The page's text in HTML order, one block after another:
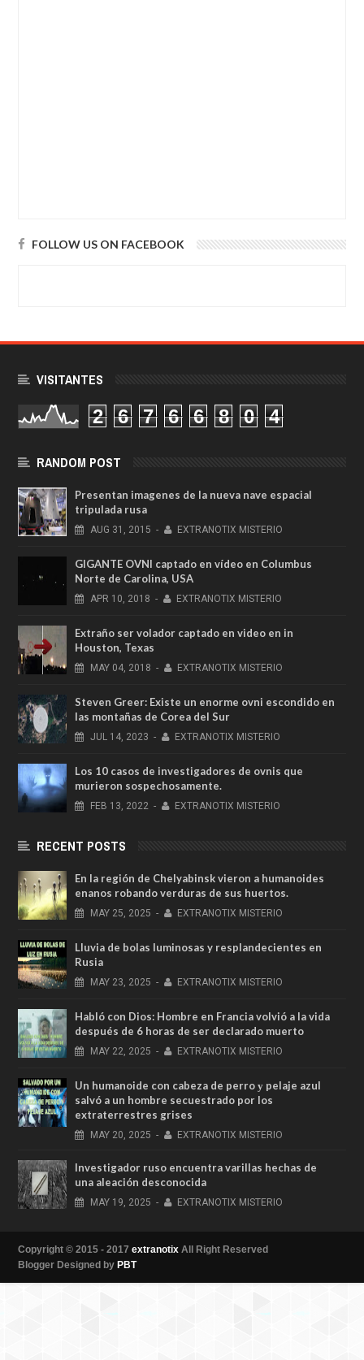
FOLLOW US ON FACEBOOK
VISITANTES
2 6 7 6 6 8 0 4
RANDOM POST
Presentan imagenes de la nueva nave espacial
tripulada rusa
AUG 31, 2015 - EXTRANOTIX MISTERIO
GIGANTE OVNI captado en vídeo en Columbus
Norte de Carolina, USA
APR 10, 2018 - EXTRANOTIX MISTERIO
Extraño ser volador captado en video en in
Houston, Texas
MAY 04, 2018 - EXTRANOTIX MISTERIO
Steven Greer: Existe un enorme ovni escondido en
las montañas de Corea del Sur
JUL 14, 2023 - EXTRANOTIX MISTERIO
Los 10 casos de investigadores de ovnis que
murieron sospechosamente.
FEB 13, 2022 - EXTRANOTIX MISTERIO
RECENT POSTS
En la región de Chelyabinsk vieron a humanoides
enanos robando verduras de sus huertos.
MAY 25, 2025 - EXTRANOTIX MISTERIO
Lluvia de bolas luminosas y resplandecientes en
Rusia
MAY 23, 2025 - EXTRANOTIX MISTERIO
Habló con Dios: Hombre en Francia volvió a la vida
después de 6 horas de ser declarado muerto
MAY 22, 2025 - EXTRANOTIX MISTERIO
Un humanoide con cabeza de perro у pelaje azul
salvó a un hombre secuestrado por los
extraterrestres grises
MAY 20, 2025 - EXTRANOTIX MISTERIO
Investigador ruso encuentra varillas hechas de
una aleación desconocida
MAY 19, 2025 - EXTRANOTIX MISTERIO
Copyright © 2015 - 2017 extranotix All Right Reserved
Blogger Designed by PBT